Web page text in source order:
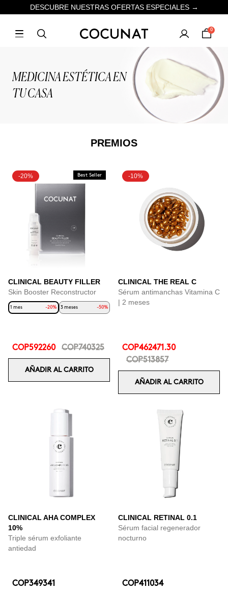
DESCUBRE NUESTRAS OFERTAS ESPECIALES →
0
MEDICINA ESTÉTICA EN
TU CASA
PREMIOS
-20% Best Seller
CLINICAL BEAUTY FILLER
Skin Booster Reconstructor
1 mes -20% 3 meses -50%
COP592260 COP740325
AÑADIR AL CARRITO
-10%
CLINICAL THE REAL C
Sérum antimanchas Vitamina C
| 2 meses
COP462471.30
COP513857
AÑADIR AL CARRITO
CLINICAL AHA COMPLEX
10%
Triple sérum exfoliante
antiedad
COP349341
CLINICAL RETINAL 0.1
Sérum facial regenerador
nocturno
COP411034